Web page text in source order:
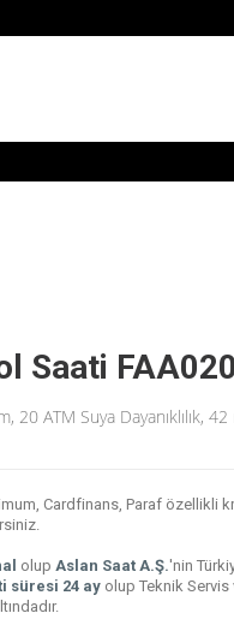
Saati
ATM Suya Dayanıklılık, 42
Cardfinans, Paraf özellikli
olup Aslan Saat A.Ş.'nin
süresi 24 ayolup Teknik Servis